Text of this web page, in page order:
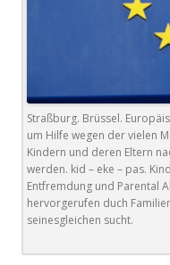
Straßburg. Brüssel.
um Hilfe wegen der vielen
Kindern und deren Eltern
werden. kid – eke – pas.
Entfremdung und Parental
hervorgerufen duch
seinesgleichen sucht.